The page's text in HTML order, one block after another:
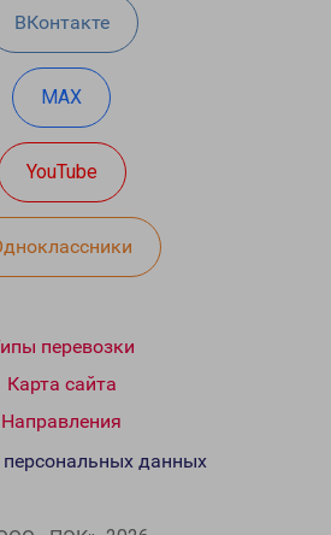
ВКонтакте
MAX
YouTube
перевозки
Карта сайта
Направления
данных